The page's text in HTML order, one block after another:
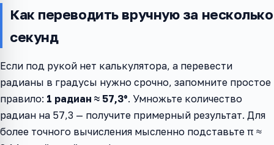
Как переводить вручную за несколько
секунд
Если под рукой нет калькулятора, а перевести
радианы в градусы нужно срочно, запомните простое
правило: 1 радиан ≈ 57,3°. Умножьте количество
радиан на 57,3 — получите примерный результат. Для
более точного вычисления мысленно подставьте π ≈